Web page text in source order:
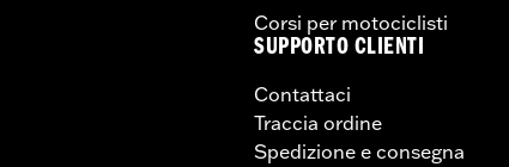
Corsi per motociclisti
SUPPORTO CLIENTI
Contattaci
Traccia ordine
Spedizione e consegna